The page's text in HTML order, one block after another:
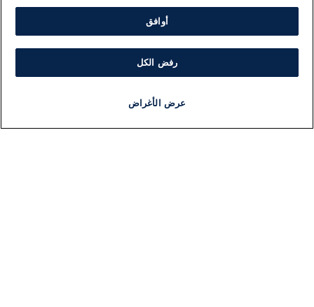
تلقت هذه المقالة 0 تعليق
أوافق
رفض الكل
عرض الأغراض